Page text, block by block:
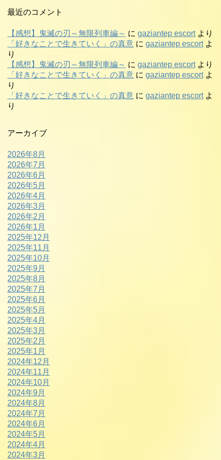
最近のコメント
【感想】鬼滅の刃～無限列車編～ に gaziantep escortより
「好きなことで生きていく」の真意 に gaziantep escortよ
り
【感想】鬼滅の刃～無限列車編～ に gaziantep escortより
「好きなことで生きていく」の真意 に gaziantep escortよ
り
「好きなことで生きていく」の真意 に gaziantep escortよ
り
アーカイブ
2026年8月
2026年7月
2026年6月
2026年5月
2026年4月
2026年3月
2026年2月
2026年1月
2025年12月
2025年11月
2025年10月
2025年9月
2025年8月
2025年7月
2025年6月
2025年5月
2025年4月
2025年3月
2025年2月
2025年1月
2024年12月
2024年11月
2024年10月
2024年9月
2024年8月
2024年7月
2024年6月
2024年5月
2024年4月
2024年3月